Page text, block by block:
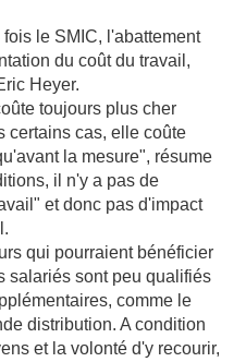
le SMIC, l'abattement
du coût du travail,
Heyer.
toujours plus cher
certains cas, elle coûte
la mesure", résume
il n'y a pas de
et donc pas d'impact
qui pourraient bénéficier
salariés sont peu qualifiés
comme le
distribution. A condition
et la volonté d'y recourir,